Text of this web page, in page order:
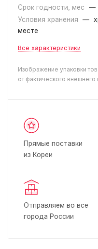
Срок годности, мес
—
Условия хранения
—
месте
Все характеристики
Изображение упаковки
от фактического внешнего
Прямые поставки
из Кореи
Отправляем во все
города России